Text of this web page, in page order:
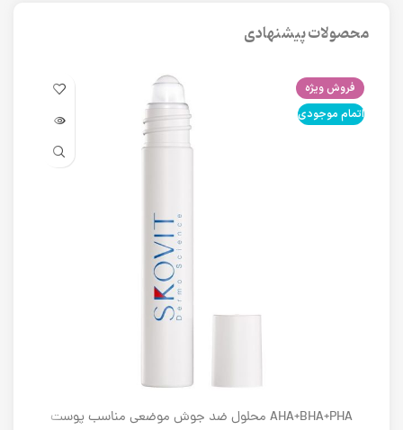
محصولات پیشنهادی
فروش ویژه
اتمام موجودی
AHA+BHA+PHA محلول ضد جوش موضعی مناسب پوست